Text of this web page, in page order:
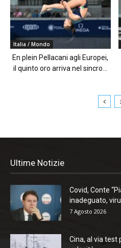
Italia / Mondo
En plein Pellacani agli Europei,
il quinto oro arriva nel sincro...
Ultime Notizie
Covid, Conte
inadeguato,
7 Agosto 2026
Cina, al via test